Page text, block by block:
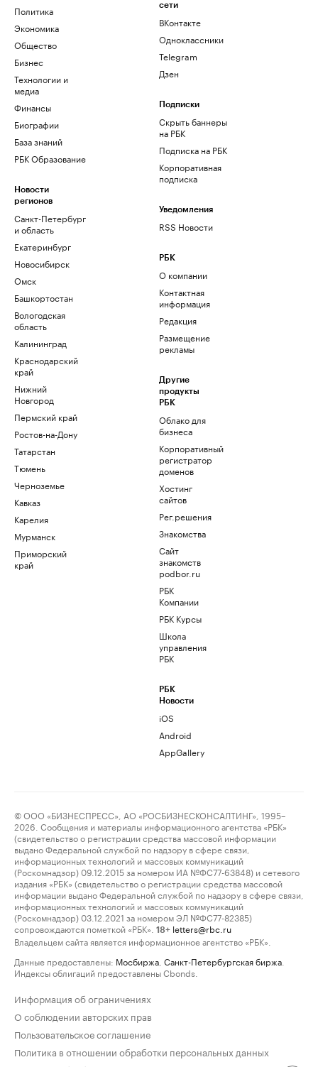
Политика
Экономика
Общество
Бизнес
Технологии и
медиа
Финансы
Биографии
База знаний
РБК Образование
Новости
регионов
Санкт-Петербург
и область
Екатеринбург
Новосибирск
Омск
Башкортостан
Вологодская
область
Калининград
Краснодарский
край
Нижний
Новгород
Пермский край
Ростов-на-Дону
Татарстан
Тюмень
Черноземье
Кавказ
Карелия
Мурманск
Приморский
край
сети
ВКонтакте
Одноклассники
Telegram
Дзен
Подписки
Скрыть баннеры
на РБК
Подписка на РБК
Корпоративная
подписка
Уведомления
RSS Новости
РБК
О компании
Контактная
информация
Редакция
Размещение
рекламы
Другие
продукты
РБК
Облако для
бизнеса
Корпоративный
регистратор
доменов
Хостинг
сайтов
Рег.решения
Знакомства
Сайт
знакомств
podbor.ru
РБК
Компании
РБК Курсы
Школа
управления
РБК
РБК
Новости
iOS
Android
AppGallery
© ООО «БИЗНЕСПРЕСС», АО «РОСБИЗНЕСКОНСАЛТИНГ», 1995–
2026. Сообщения и материалы информационного агентства «РБК»
(свидетельство о регистрации средства массовой информации
выдано Федеральной службой по надзору в сфере связи,
информационных технологий и массовых коммуникаций
(Роскомнадзор) 09.12.2015 за номером ИА №ФС77-63848) и сетевого
издания «РБК» (свидетельство о регистрации средства массовой
информации выдано Федеральной службой по надзору в сфере связи,
информационных технологий и массовых коммуникаций
(Роскомнадзор) 03.12.2021 за номером ЭЛ №ФС77-82385)
сопровождаются пометкой «РБК».
18+ letters@rbc.ru
Владельцем сайта является информационное агентство «РБК».
Данные предоставлены: Мосбиржа Санкт-Петербургская биржа
Индексы облигаций предоставлены Cbonds.
Информация об ограничениях
О соблюдении авторских прав
Пользовательское соглашение
Политика в отношении обработки персональных данных